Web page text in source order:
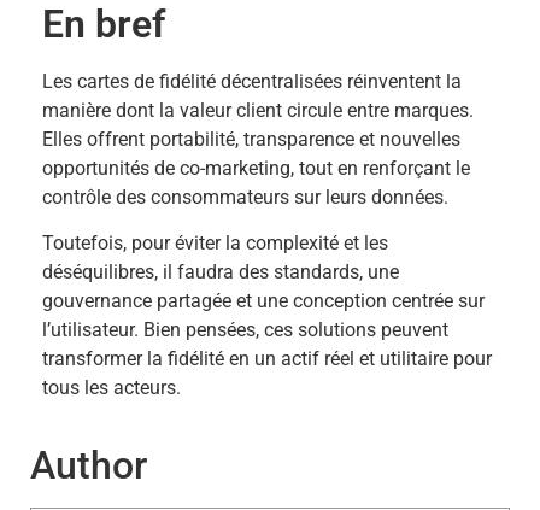
En bref
Les cartes de fidélité décentralisées réinventent la
manière dont la valeur client circule entre marques.
Elles offrent portabilité, transparence et nouvelles
opportunités de co-marketing, tout en renforçant le
contrôle des consommateurs sur leurs données.
Toutefois, pour éviter la complexité et les
déséquilibres, il faudra des standards, une
gouvernance partagée et une conception centrée sur
l’utilisateur. Bien pensées, ces solutions peuvent
transformer la fidélité en un actif réel et utilitaire pour
tous les acteurs.
Author